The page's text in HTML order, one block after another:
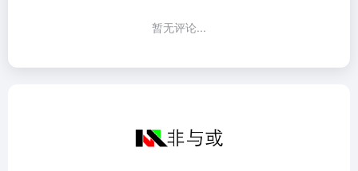
暂无评论...